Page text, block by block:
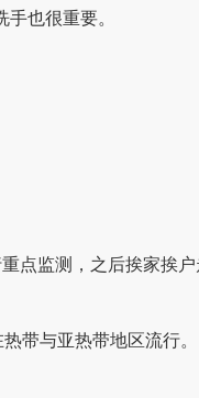
也很重要。
点监测，之后挨家挨
带与亚热带地区流行。